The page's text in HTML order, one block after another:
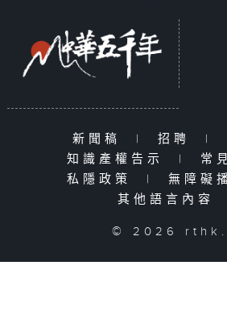
新聞稿 | 招聘 |
知識產權告示
| 常
私隱政策
| 無障礙
其他語言內容
© 2026